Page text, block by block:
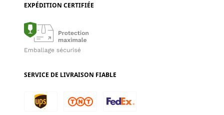
EXPÉDITION CERTIFIÉE
SERVICE DE LIVRAISON FIABLE